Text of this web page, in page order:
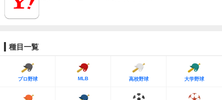
種目一覧
プロ野球 MLB 高校野球 大学野球